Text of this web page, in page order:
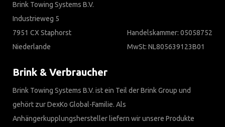
Brink Towing Systems B.V.
Industrieweg 5
7951 CX Staphorst
Niederlande
Handelskammer: 05058752
MwSt: NL805639123B01
Brink & Verbraucher
Brink Towing Systems B.V. ist ein Teil der Brink Group und
gehört zur DexKo Global-Familie. Als
Anhängerkupplungshersteller liefern wir unsere Produkte